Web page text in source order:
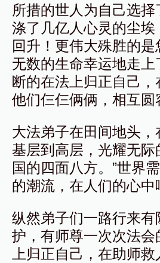
所措的世人为自己选
涤了几亿人心灵的尘
回升！更伟大殊胜的
无数的生命幸运地走
断的在法上归正自己
他们仨仨俩俩，相互圆
大法弟子在田间地头
基层到高层，光耀无
国的四面八方。”世界
的潮流，在人们的心
纵然弟子们一路行来
护，有师尊一次次法
上归正自己，在助师